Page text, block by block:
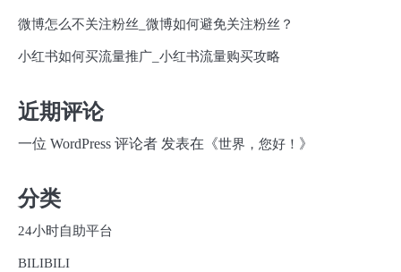
微博怎么不关注粉丝_微博如何避免关注粉丝？
小红书如何买流量推广_小红书流量购买攻略
近期评论
一位 WordPress 评论者 发表在《世界，您好！ 》
分类
24小时自助平台
BILIBILI